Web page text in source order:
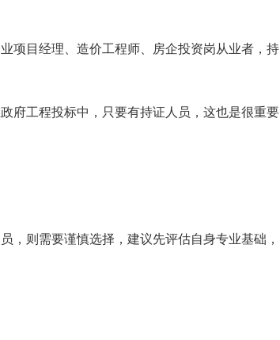
项目经理、造价工程师、房企投资岗从业者，持
府工程投标中，只要有持证人员，这也是很重要
，则需要谨慎选择，建议先评估自身专业基础，